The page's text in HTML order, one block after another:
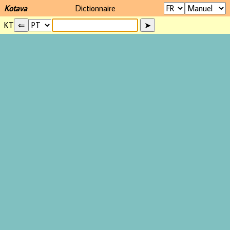
Kotava
Dictionnaire
KT